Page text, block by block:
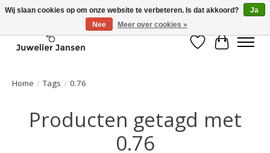
Verlanglijst
Home / Tags / 0.76
Producten getagd met
0.76
Wij slaan cookies op om onze website te verbeteren. Is dat akkoord?
Ja
Nee
Meer over cookies »